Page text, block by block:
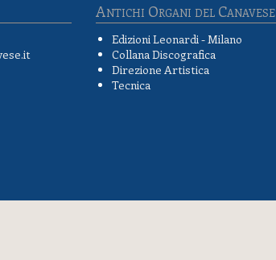
Antichi Organi del Canavese
Edizioni Leonardi - Milano
Collana Discografica
Direzione Artistica
Tecnica